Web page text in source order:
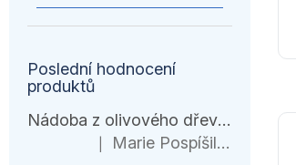
Poslední hodnocení
produktů
Nádoba z olivového dřeva, HENDI, 245x198x(H)194mm
Hodnocení produktu je 5 z 5 hvězdiček.
Marie Pospíšilová